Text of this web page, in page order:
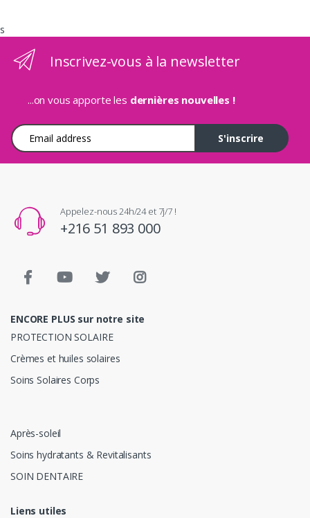
s
Inscrivez-vous à la newsletter
...on vous apporte les dernières nouvelles !
Adresse e-mail
S'inscrire
Appelez-nous 24h/24 et 7j/7 !
+216 51 893 000
ENCORE PLUS sur notre site
PROTECTION SOLAIRE
Crèmes et huiles solaires
Soins Solaires Corps
Après-soleil
Soins hydratants & Revitalisants
SOIN DENTAIRE
Liens utiles